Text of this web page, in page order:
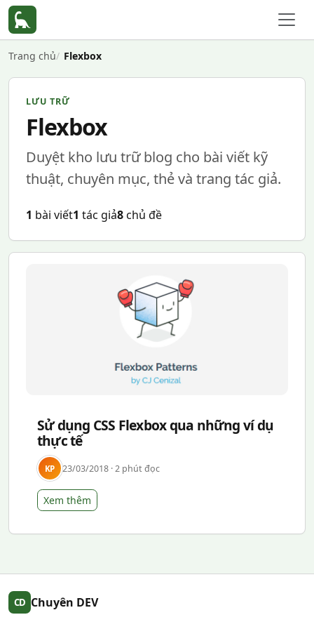
Trang chủ Flexbox
LƯU TRỮ
Flexbox
Duyệt kho lưu trữ blog cho bài viết kỹ
thuật, chuyên mục, thẻ và trang tác giả.
1 bài viết1 tác giả8chủ đề
Sử dụng CSS Flexbox qua những ví dụ
thực tế
KP 23/03/2018 · 2 phút đọc
Xem thêm
CD Chuyên DEV